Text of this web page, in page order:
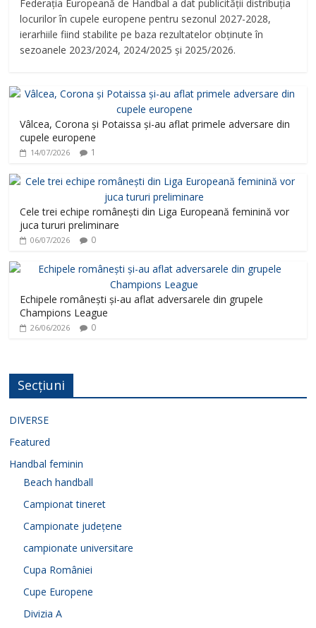
Federația Europeană de Handbal a dat publicității distribuția
locurilor în cupele europene pentru sezonul 2027-2028,
ierarhiile fiind stabilite pe baza rezultatelor obținute în
sezoanele 2023/2024, 2024/2025 și 2025/2026.
Vâlcea, Corona și Potaissa și-au aflat primele adversare din
cupele europene
14/07/2026 1
Cele trei echipe românești din Liga Europeană feminină vor
juca tururi preliminare
06/07/2026 0
Echipele românești și-au aflat adversarele din grupele
Champions League
26/06/2026 0
Secțiuni
DIVERSE
Featured
Handbal feminin
Beach handball
Campionat tineret
Campionate județene
campionate universitare
Cupa României
Cupe Europene
Divizia A